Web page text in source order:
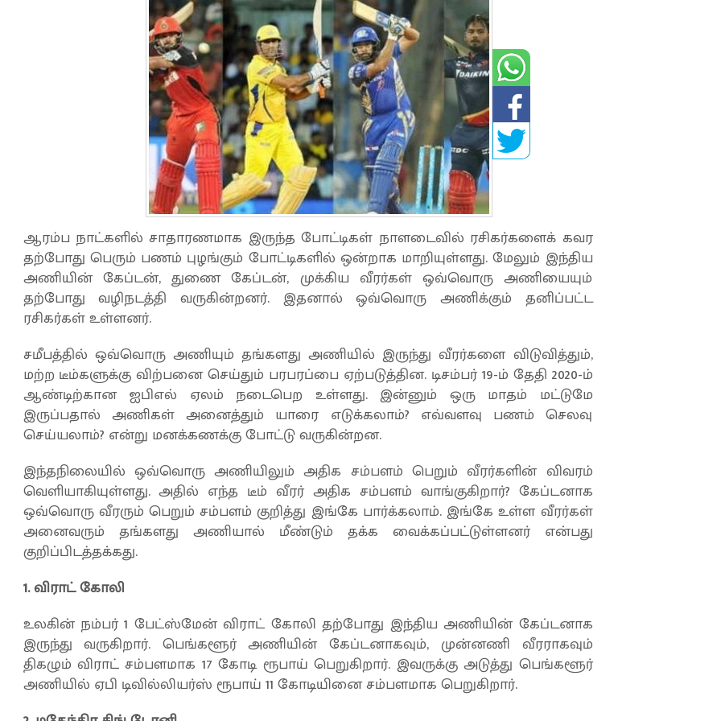
ஆரம்ப நாட்களில் சாதாரணமாக இருந்த போட்டிகள் நாளடைவில் ரசிகர்களைக் கவர
தற்போது பெரும் பணம் புழங்கும் போட்டிகளில் ஒன்றாக மாறியுள்ளது. மேலும் இந்திய
அணியின் கேப்டன், துணை கேப்டன், முக்கிய வீரர்கள் ஒவ்வொரு அணியையும்
தற்போது வழிநடத்தி வருகின்றனர். இதனால் ஒவ்வொரு அணிக்கும் தனிப்பட்ட
ரசிகர்கள் உள்ளனர்.
சமீபத்தில் ஒவ்வொரு அணியும் தங்களது அணியில் இருந்து வீரர்களை விடுவித்தும்,
மற்ற டீம்களுக்கு விற்பனை செய்தும் பரபரப்பை ஏற்படுத்தின. டிசம்பர் 19-ம் தேதி 2020-ம்
ஆண்டிற்கான ஐபிஎல் ஏலம் நடைபெற உள்ளது. இன்னும் ஒரு மாதம் மட்டுமே
இருப்பதால் அணிகள் அனைத்தும் யாரை எடுக்கலாம்? எவ்வளவு பணம் செலவு
செய்யலாம்? என்று மனக்கணக்கு போட்டு வருகின்றன.
இந்தநிலையில் ஒவ்வொரு அணியிலும் அதிக சம்பளம் பெறும் வீரர்களின் விவரம்
வெளியாகியுள்ளது. அதில் எந்த டீம் வீரர் அதிக சம்பளம் வாங்குகிறார்? கேப்டனாக
ஒவ்வொரு வீரரும் பெறும் சம்பளம் குறித்து இங்கே பார்க்கலாம். இங்கே உள்ள வீரர்கள்
அனைவரும் தங்களது அணியால் மீண்டும் தக்க வைக்கப்பட்டுள்ளனர் என்பது
குறிப்பிடத்தக்கது.
1. விராட் கோலி
உலகின் நம்பர் 1 பேட்ஸ்மேன் விராட் கோலி தற்போது இந்திய அணியின் கேப்டனாக
இருந்து வருகிறார். பெங்களூர் அணியின் கேப்டனாகவும், முன்னணி வீரராகவும்
திகழும் விராட் சம்பளமாக 17 கோடி ரூபாய் பெறுகிறார். இவருக்கு அடுத்து பெங்களூர்
அணியில் ஏபி டிவில்லியர்ஸ் ரூபாய் 11 கோடியினை சம்பளமாக பெறுகிறார்.